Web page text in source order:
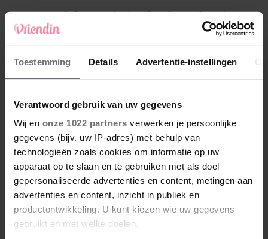
Toestemming Details Advertentie-instellingen
Verantwoord gebruik van uw gegevens
Wij en onze 1022 partners verwerken je persoonlijke
gegevens (bijv. uw IP-adres) met behulp van
technologieën zoals cookies om informatie op uw
apparaat op te slaan en te gebruiken met als doel
gepersonaliseerde advertenties en content, metingen aan
advertenties en content, inzicht in publiek en
productontwikkeling. U kunt kiezen wie uw gegevens
gebruikt en met welke doelen.
4 Makelaar Mandy: ‘Een bericht van de BN’er.
Een foto. Mijn lijf reageert’
5 Makelaar Mandy: ‘Vrijdagavond belde Bart.
Hij sprak eng kalm’
Nieuw